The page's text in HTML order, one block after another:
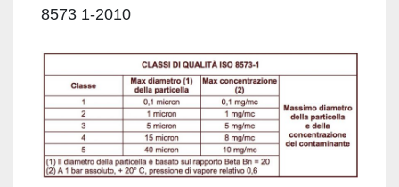
8573 1-2010